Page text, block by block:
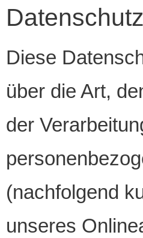
Diese
über die Art,
der
(nachfolgend
unseres